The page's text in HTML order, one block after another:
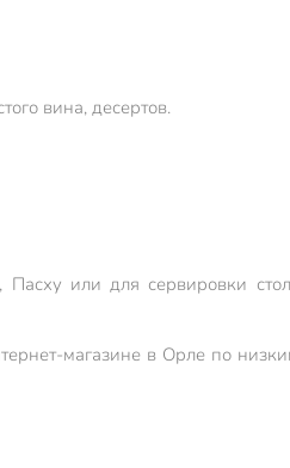
вина, десертов.
или для сервировки
магазине в Орле по